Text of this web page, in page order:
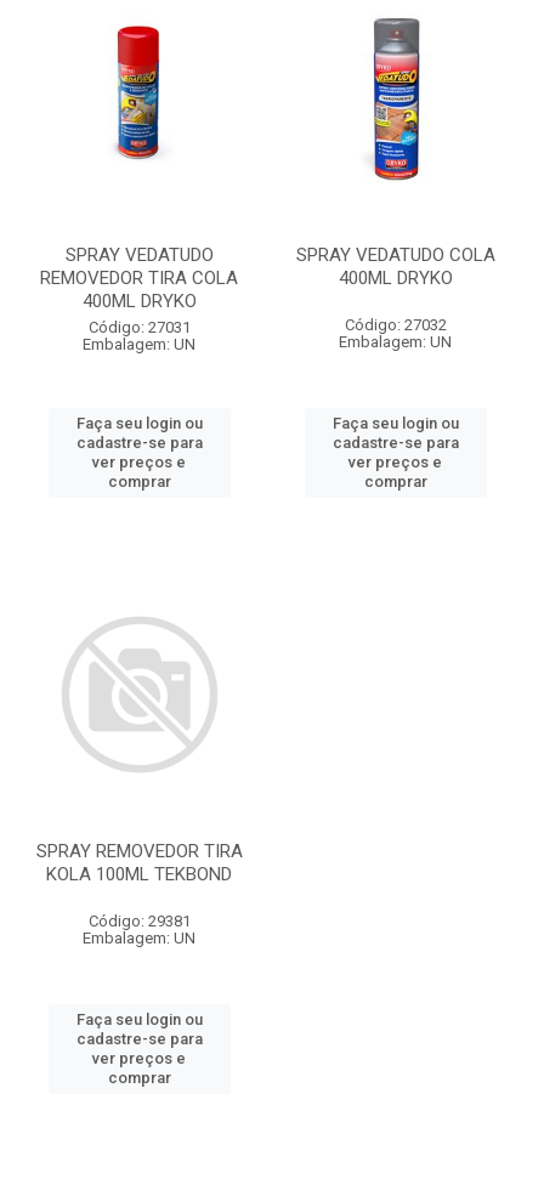
SPRAY VEDATUDO
REMOVEDOR TIRA COLA
400ML DRYKO
Código: 27031
Embalagem: UN
Faça seu login ou
cadastre-se para
ver preços e
comprar
SPRAY VEDATUDO COLA
400ML DRYKO
Código: 27032
Embalagem: UN
Faça seu login ou
cadastre-se para
ver preços e
comprar
SPRAY REMOVEDOR TIRA
KOLA 100ML TEKBOND
Código: 29381
Embalagem: UN
Faça seu login ou
cadastre-se para
ver preços e
comprar